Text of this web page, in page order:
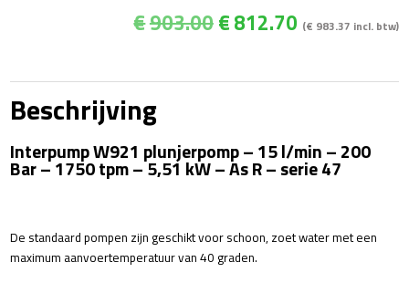
€903.00Oorspronkelijke
€903.00.
€812.70 Huidige
€812.70.
(€ 983.37 incl. btw)
Beschrijving
Interpump W921 plunjerpomp – 15 l/min – 200
Bar – 1750 tpm – 5,51 kW – As R – serie 47
De standaard pompen zijn geschikt voor schoon, zoet water met een
maximum aanvoertemperatuur van 40 graden.